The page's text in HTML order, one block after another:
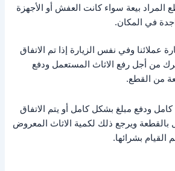
المراد بيعة سواء كانت العفش أو الأجهزة
في المكان.
عملائنا وفي نفس الزيارة إذا تم الاتفاق
من أجل رفع الاثاث المستعمل ودفع
من القطع.
ودفع مبلغ بشكل كامل أو يتم الاتفاق
بالقطعة ويرجع ذلك لكمية الاثاث المعروض
القيام بشرائها.